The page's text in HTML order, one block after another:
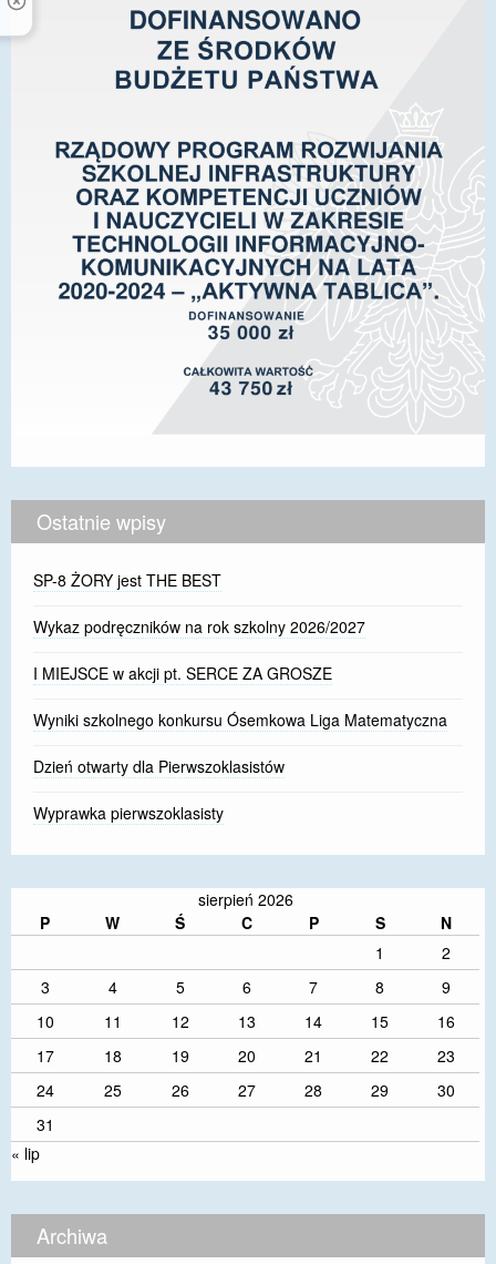
Ostatnie wpisy
SP-8 ŻORY jest THE BEST
Wykaz podręczników na rok szkolny 2026/2027
I MIEJSCE w akcji pt. SERCE ZA GROSZE
Wyniki szkolnego konkursu Ósemkowa Liga Matematyczna
Dzień otwarty dla Pierwszoklasistów
Wyprawka pierwszoklasisty
sierpień 2026
P
W Ś C P S
N
1
2
3
4 5 6 7 8
9
10
11 12 13 14 15
16
17
18 19 20 21 22
23
24
25 26 27 28 29
30
31
« lip
Archiwa